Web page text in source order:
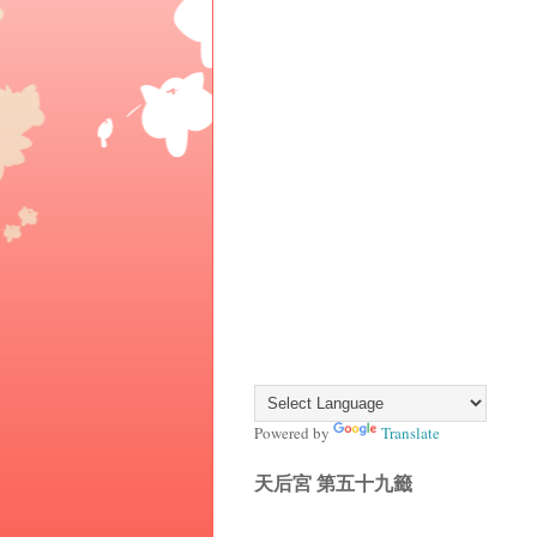
Powered by Translate
天后宮 第五十九籤